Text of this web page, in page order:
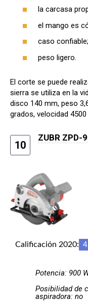
la carcasa
el mango es
caso confiable;
peso ligero.
El corte se puede
sierra se utiliza en la
disco 140 mm, peso
grados, velocidad
10
ZUBR ZPD-
Calificación 2020:
Potencia: 900
Posibilidad de
aspiradora: no